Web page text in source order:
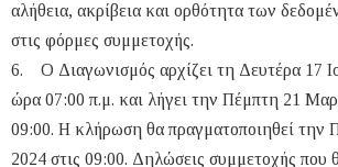
αλήθεια, ακρίβεια και ορθότητα των
στις φόρμες συμμετοχής.
6. Ο Διαγωνισμός αρχίζει τη Δευτέρα 17
ώρα 07:00 π.μ. και λήγει την Πέμπτη 21
09:00. Η κλήρωση θα πραγματοποιηθεί την
2024 στις 09:00. Δηλώσεις συμμετοχής που